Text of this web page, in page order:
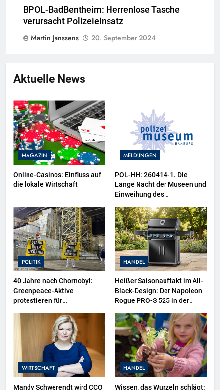
BPOL-BadBentheim: Herrenlose Tasche
verursacht Polizeieinsatz
Martin Janssens
20. September 2024
Aktuelle News
MAGAZIN
Online-Casinos: Einfluss auf
die lokale Wirtschaft
MELDUNGEN
POL-HH: 260414-1. Die
Lange Nacht der Museen und
Einweihung des
sowie neuer
Ausstellungsbereiche im
Polizeimuseum Hamburg
POLITIK
40 Jahre nach Chornobyl:
Greenpeace-Aktive
protestieren für
Wiederaufbau der zerstörten
Schutzhülle / Greenpeace-
Report dokumentiert Folgen
des russischen
Drohnenangriffs
HANDEL
Heißer Saisonauftakt im All-
Black-Design: Der Napoleon
Rogue PRO-S 525 in der
WIRTSCHAFT
Mandy Schwerendt wird CCO
HANDEL
Wissen, das Wurzeln schlägt: